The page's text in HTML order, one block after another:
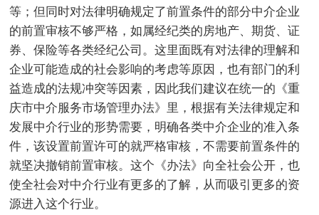
等；但同时对法律明确规定了前置条件的部分中介企业
的前置审核不够严格，如属经纪类的房地产、期货、证
券、保险等各类经纪公司。这里面既有对法律的理解和
企业可能造成的社会影响的考虑等原因，也有部门的利
益造成的法规冲突等因素，因此我们建议在统一的《重
庆市中介服务市场管理办法》里，根据有关法律规定和
发展中介行业的形势需要，明确各类中介企业的准入条
件，该设置前置许可的就严格审核，不需要前置条件的
就坚决撤销前置审核。这个《办法》向全社会公开，也
使全社会对中介行业有更多的了解，从而吸引更多的资
源进入这个行业。